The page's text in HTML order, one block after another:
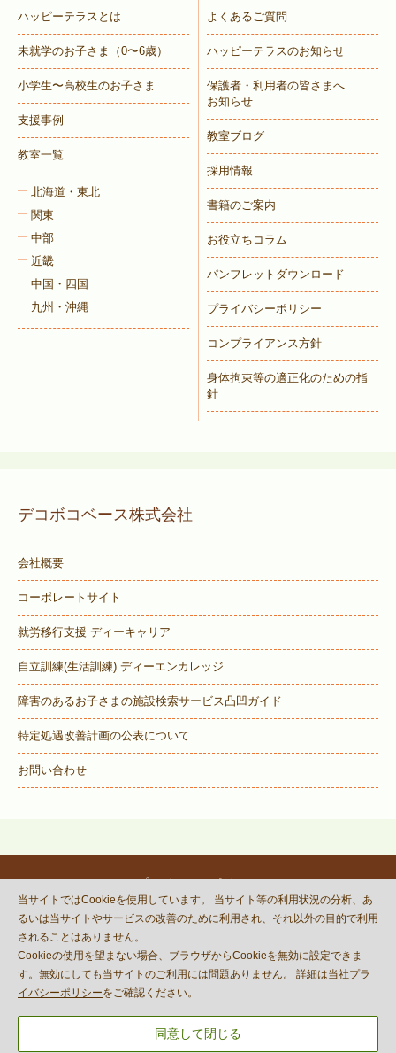
ハッピーテラスとは
未就学のお子さま （0〜6歳）
小学生〜高校生のお子さま
支援事例
教室一覧
北海道・東北
関東
中部
近畿
中国・四国
九州・沖縄
よくあるご質問
ハッピーテラスのお知らせ
保護者・利用者の皆さまへ
お知らせ
教室ブログ
採用情報
書籍のご案内
お役立ちコラム
パンフレットダウンロード
プライバシーポリシー
コンプライアンス方針
身体拘束等の適正化のための指
針
デコボコベース株式会社
会社概要
コーポレートサイト
就労移行支援 ディーキャリア
自立訓練(生活訓練) ディーエンカレッジ
障害のあるお子さまの施設検索サービス凸凹ガイド
特定処遇改善計画の公表について
お問い合わせ
プライバシーポリシー
© DECOBOCO BASE Co.,Ltd.
and Terms of Serviceapply.
当サイトではCookieを使用しています。 当サイト等の利用状況の分析、あ
るいは当サイトやサービスの改善のために利用され、それ以外の目的で利用
されることはありません。
Cookieの使用を望まない場合、ブラウザからCookieを無効に設定できま
す。無効にしても当サイトのご利用には問題ありません。 詳細は当社プラ
イバシーポリシーをご確認ください。
同意して閉じる